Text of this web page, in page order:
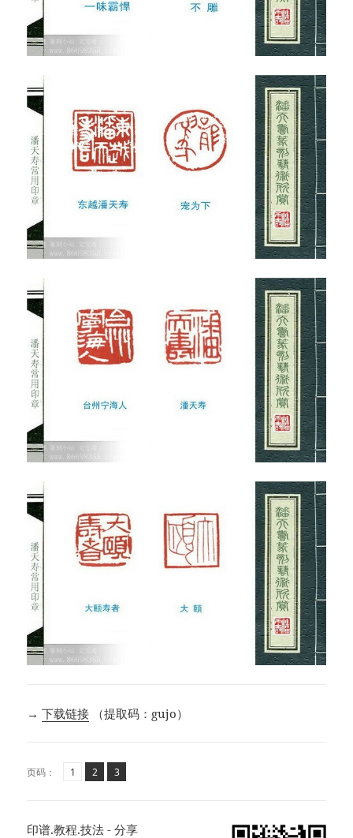
→下载链接 （提取码：gujo）
页码： 页1 ,
页
2 ,
页
3
印谱.教程.技法 - 分享